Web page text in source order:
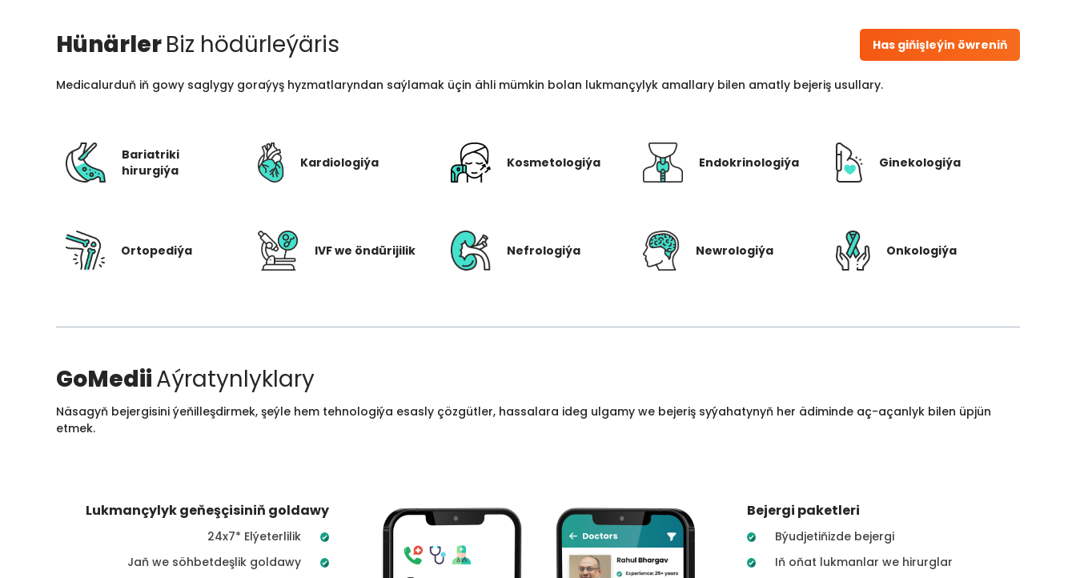
HünärlerBiz hödürleýäris Has giňişleýin öwreniň
Medicalurduň iň gowy saglygy goraýyş hyzmatlaryndan saýlamak üçin ähli mümkin bolan lukmançylyk amallary bilen amatly bejeriş usullary.
Bariatriki
hirurgiýa
Kardiologiýa Kosmetologiýa Endokrinologiýa Ginekologiýa
Ortopediýa IVF we öndürijilik Nefrologiýa Newrologiýa Onkologiýa
GoMediiAýratynlyklary
Näsagyň bejergisini ýeňilleşdirmek, şeýle hem tehnologiýa esasly çözgütler, hassalara ideg ulgamy we bejeriş syýahatynyň her ädiminde aç-açanlyk bilen üpjün
etmek.
Lukmançylyk geňeşçisiniň goldawy
24x7* Elýeterlilik
Jaň we söhbetdeşlik goldawy
Bejergi paketleri
Býudjetiňizde bejergi
Iň oňat lukmanlar we hirurglar